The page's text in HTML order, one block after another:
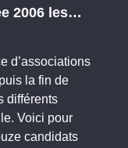
2006 les…
d’associations
la fin de
différents
Voici pour
candidats